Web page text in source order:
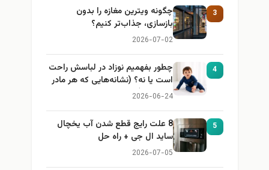
3
چگونه ویترین مغازه را بدون
بازسازی، جذاب‌تر کنیم؟
2026-07-02
4
چطور بفهمیم نوزاد در لباسش راحت
است یا نه؟ (نشانه‌هایی که هر مادر
باید بداند)
2026-06-24
5
8 علت رایج قطع شدن آب یخچال
ساید ال جی + راه حل
2026-07-05